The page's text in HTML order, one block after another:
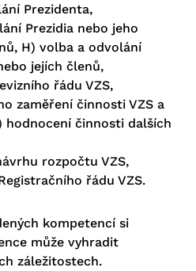
Prezidenta,
Prezidia nebo jeho
H) volba a odvolání
jejích členů,
řádu VZS,
zaměření činnosti VZS a
hodnocení činnosti dalších
rozpočtu VZS,
řádu VZS.
kompetencí si
může vyhradit
záležitostech.